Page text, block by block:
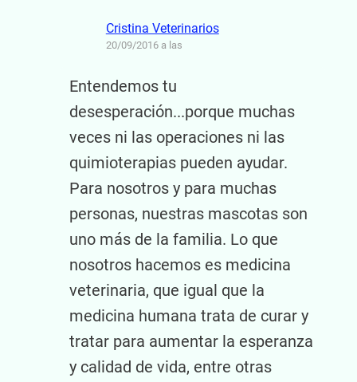
Cristina Veterinarios
20/09/2016 a las
Entendemos tu
desesperación...porque muchas
veces ni las operaciones ni las
quimioterapias pueden ayudar.
Para nosotros y para muchas
personas, nuestras mascotas son
uno más de la familia. Lo que
nosotros hacemos es medicina
veterinaria, que igual que la
medicina humana trata de curar y
tratar para aumentar la esperanza
y calidad de vida, entre otras